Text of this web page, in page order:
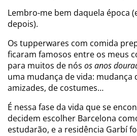
Lembro-me bem daquela época
depois).
Os tupperwares com comida
ficaram famosos entre os meus
para muitos de nós os anos
uma mudança de vida: mudança
amizades, de costumes…
É nessa fase da vida que se
decidem escolher Barcelona
estudarão, e a residência Garbí